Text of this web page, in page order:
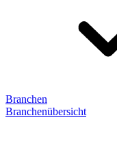
Branchen
Branchenübersicht